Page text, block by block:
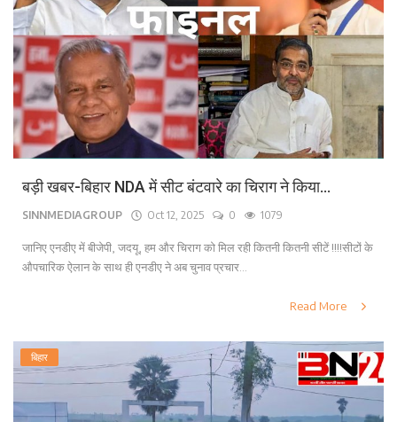
बड़ी खबर-बिहार NDA में सीट बंटवारे का चिराग ने किया...
SINNMEDIAGROUP Oct 12, 2025 0 1079
जानिए एनडीए में बीजेपी, जदयू, हम और चिराग को मिल रही कितनी कितनी सीटें !!!!सीटों के
औपचारिक ऐलान के साथ ही एनडीए ने अब चुनाव प्रचार...
Read More
बिहार